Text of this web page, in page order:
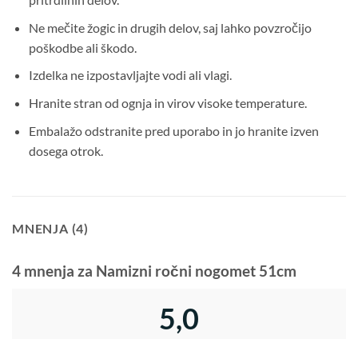
Ne mečite žogic in drugih delov, saj lahko povzročijo
poškodbe ali škodo.
Izdelka ne izpostavljajte vodi ali vlagi.
Hranite stran od ognja in virov visoke temperature.
Embalažo odstranite pred uporabo in jo hranite izven
dosega otrok.
MNENJA (4)
4 mnenja za Namizni ročni nogomet 51cm
5,0